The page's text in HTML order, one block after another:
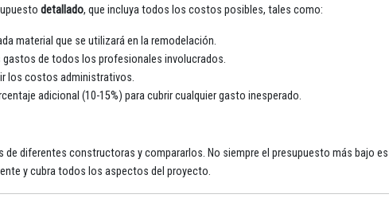
detallado, que incluya todos los costos posibles, tales como:
material que se utilizará en la remodelación.
gastos de todos los profesionales involucrados.
los costos administrativos.
adicional (10-15%) para cubrir cualquier gasto inesperado.
de diferentes constructoras y compararlos. No siempre el presupuesto más bajo es
y cubra todos los aspectos del proyecto.